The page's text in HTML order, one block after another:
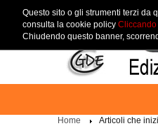
Home Articoli che
Questo sito o gli strumenti terzi da
consulta la cookie policy Cliccando
Chiudendo questo banner,